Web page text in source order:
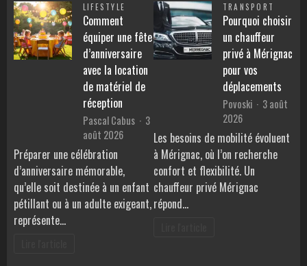
LIFESTYLE
Comment
équiper une fête
d’anniversaire
avec la location
de matériel de
réception
Pascal Cabus
3
août 2026
Préparer une célébration
d’anniversaire mémorable,
qu’elle soit destinée à un enfant
pétillant ou à un adulte exigeant,
représente…
TRANSPORT
Pourquoi choisir
un chauffeur
privé à Mérignac
pour vos
déplacements
Povoski
3 août
2026
Les besoins de mobilité évoluent
à Mérignac, où l’on recherche
confort et flexibilité. Un
chauffeur privé Mérignac
répond…